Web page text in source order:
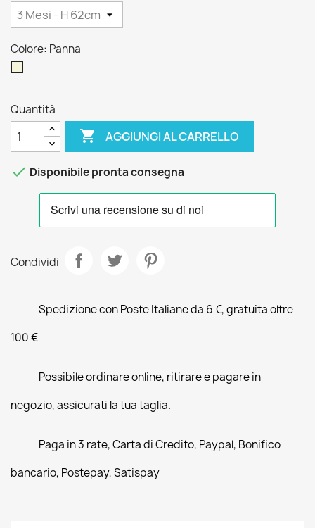
Colore: Panna
Quantità
 AGGIUNGI AL CARRELLO
 Disponibile pronta consegna
Condividi
Spedizione con Poste Italiane da 6 €, gratuita oltre
100 €
Possibile ordinare online, ritirare e pagare in
negozio, assicurati la tua taglia.
Paga in 3 rate, Carta di Credito, Paypal, Bonifico
bancario, Postepay, Satispay